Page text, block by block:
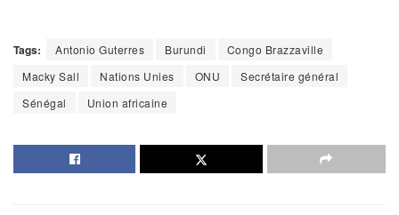
Tags: Antonio Guterres Burundi
Congo Brazzaville
Macky Sall
Nations Unies ONU
Secrétaire général
Sénégal
Union africaine